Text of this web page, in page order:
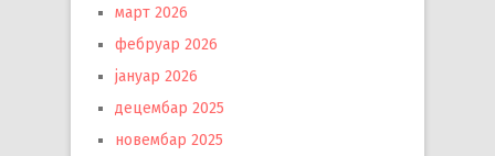
март 2026
фебруар 2026
јануар 2026
децембар 2025
новембар 2025